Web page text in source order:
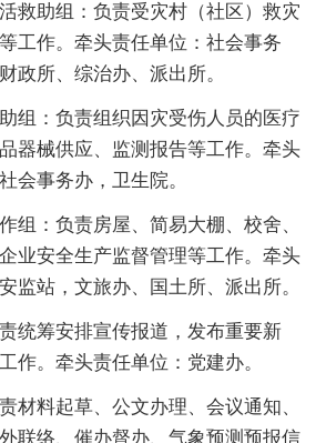
救助组：负责受灾村（社区）救灾
工作。牵头责任单位：社会事务
政所、综治办、派出所。
组：负责组织因灾受伤人员的医疗
器械供应、监测报告等工作。牵头
会事务办，卫生院。
组：负责房屋、简易大棚、校舍、
业安全生产监督管理等工作。牵头
监站，文旅办、国土所、派出所。
统筹安排宣传报道，发布重要新
作。牵头责任单位：党建办。
材料起草、公文办理、会议通知、
联络、催办督办、气象预测预报信